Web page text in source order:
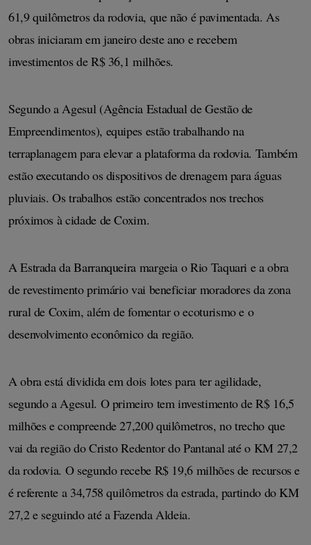
61,9 quilômetros da rodovia, que não é pavimentada. As
obras iniciaram em janeiro deste ano e recebem
investimentos de R$ 36,1 milhões.
Segundo a Agesul (Agência Estadual de Gestão de
Empreendimentos), equipes estão trabalhando na
terraplanagem para elevar a plataforma da rodovia. Também
estão executando os dispositivos de drenagem para águas
pluviais. Os trabalhos estão concentrados nos trechos
próximos à cidade de Coxim.
A Estrada da Barranqueira margeia o Rio Taquari e a obra
de revestimento primário vai beneficiar moradores da zona
rural de Coxim, além de fomentar o ecoturismo e o
desenvolvimento econômico da região.
A obra está dividida em dois lotes para ter agilidade,
segundo a Agesul. O primeiro tem investimento de R$ 16,5
milhões e compreende 27,200 quilômetros, no trecho que
vai da região do Cristo Redentor do Pantanal até o KM 27,2
da rodovia. O segundo recebe R$ 19,6 milhões de recursos e
é referente a 34,758 quilômetros da estrada, partindo do KM
27,2 e seguindo até a Fazenda Aldeia.